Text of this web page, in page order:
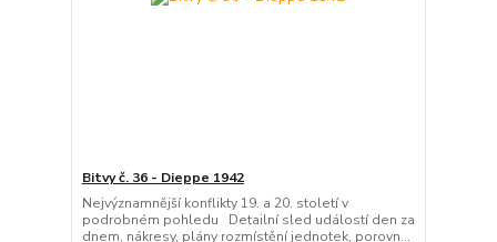
Bitvy č. 36 - Dieppe 1942
Nejvýznamnější konflikty 19. a 20. století v
podrobném pohledu Detailní sled událostí den za
dnem, nákresy, plány rozmístění jednotek, porovn...